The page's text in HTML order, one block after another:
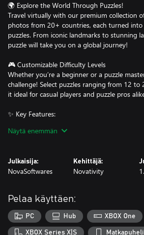
🌍 Explore the World Through Puzzles!
Travel virtually with our premium collection
photos from 20+ countries, each turned into
puzzles. From iconic landmarks to stunning
puzzle will take you on a global journey!
🎮 Customizable Difficulty Levels
Whether you’re a beginner or a puzzle
challenge! Select puzzles ranging from 12 to
it ideal for casual players and puzzle pros
✨ Key Features:
Massive Puzzle Collection: Enjoy puzzles from:
★ Includes exotic locales like Tanzania, New
and Greenland.
🛑 No Ads, No Internet Required: Immerse
puzzle-solving fun with no distractions.
🛑 100% Privacy-Friendly: No personal data
purchases—just pure gaming joy.
Näytä enemmän
Julkaisija:
NovaSoftwares
Kehittäjä:
Novativity
Pelaa käyttäen:
PC Hub XBOX One
XBOX Series X|S